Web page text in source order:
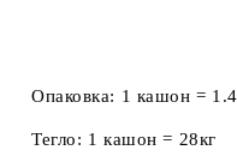
Опаковка: 1 кашон =
Тегло: 1 кашон = 28кг